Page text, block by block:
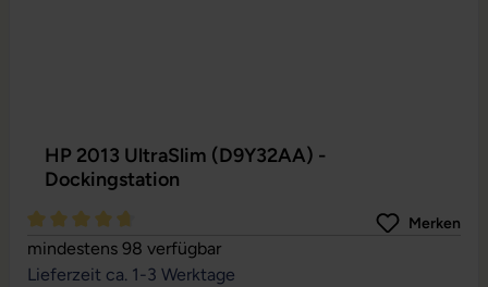
HP 2013 UltraSlim (D9Y32AA) -
Dockingstation
Durchschnittliche Bewertung von 4.85 von 5 Sternen
Merken
mindestens 98 verfügbar
Lieferzeit ca. 1-3 Werktage